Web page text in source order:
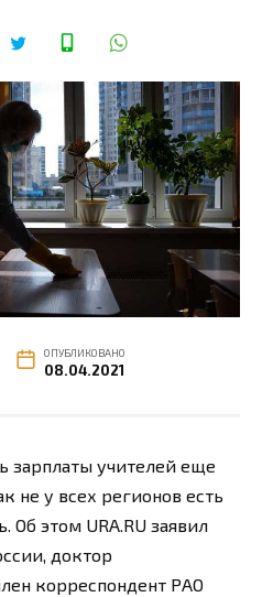
ОПУБЛИКОВАНО
08.04.2021
зарплаты учителей еще
не у всех регионов есть
Об этом URA.RU заявил
доктор
корреспондент РАО